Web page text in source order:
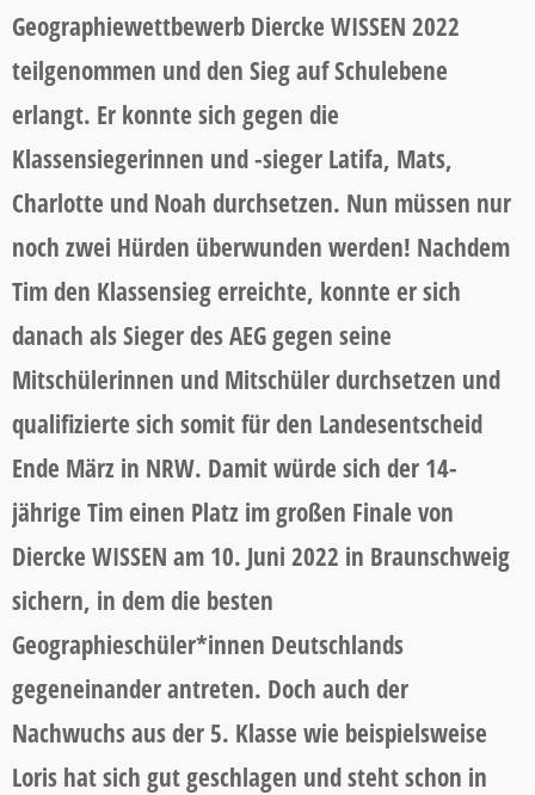
Geographiewettbewerb Diercke WISSEN 2022
teilgenommen und den Sieg auf Schulebene
erlangt. Er konnte sich gegen die
Klassensiegerinnen und -sieger Latifa, Mats,
Charlotte und Noah durchsetzen. Nun müssen nur
noch zwei Hürden überwunden werden! Nachdem
Tim den Klassensieg erreichte, konnte er sich
danach als Sieger des AEG gegen seine
Mitschülerinnen und Mitschüler durchsetzen und
qualifizierte sich somit für den Landesentscheid
Ende März in NRW. Damit würde sich der 14-
jährige Tim einen Platz im großen Finale von
Diercke WISSEN am 10. Juni 2022 in Braunschweig
sichern, in dem die besten
Geographieschüler*innen Deutschlands
gegeneinander antreten. Doch auch der
Nachwuchs aus der 5. Klasse wie beispielsweise
Loris hat sich gut geschlagen und steht schon in